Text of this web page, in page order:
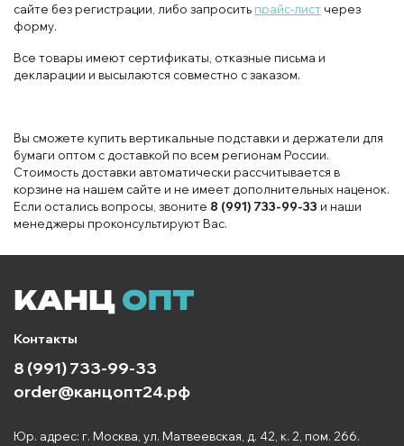
сайте без регистрации, либо запросить прайс-лист через
форму.
Все товары имеют сертификаты, отказные письма и
декларации и высылаются совместно с заказом.
Вы сможете купить вертикальные подставки и держатели для
бумаги оптом с доставкой по всем регионам России.
Стоимость доставки автоматически рассчитывается в
корзине на нашем сайте и не имеет дополнительных наценок.
Если остались вопросы, звоните 8 (991) 733-99-33 и наши
менеджеры проконсультируют Вас.
Контакты
8 (991) 733-99-33
order@канцопт24.рф
Юр. адрес: г. Москва, ул. Матвеевская, д. 42, к. 2, пом. 266.